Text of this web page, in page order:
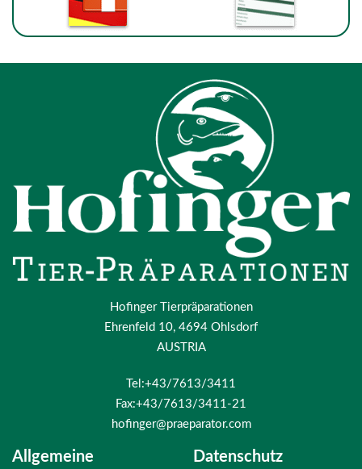
Hofinger Tierpräparationen
Ehrenfeld 10, 4694 Ohlsdorf
AUSTRIA
Tel:+43/7613/3411
Fax:+43/7613/3411-21
hofinger@praeparator.com
Allgemeine
Datenschutz